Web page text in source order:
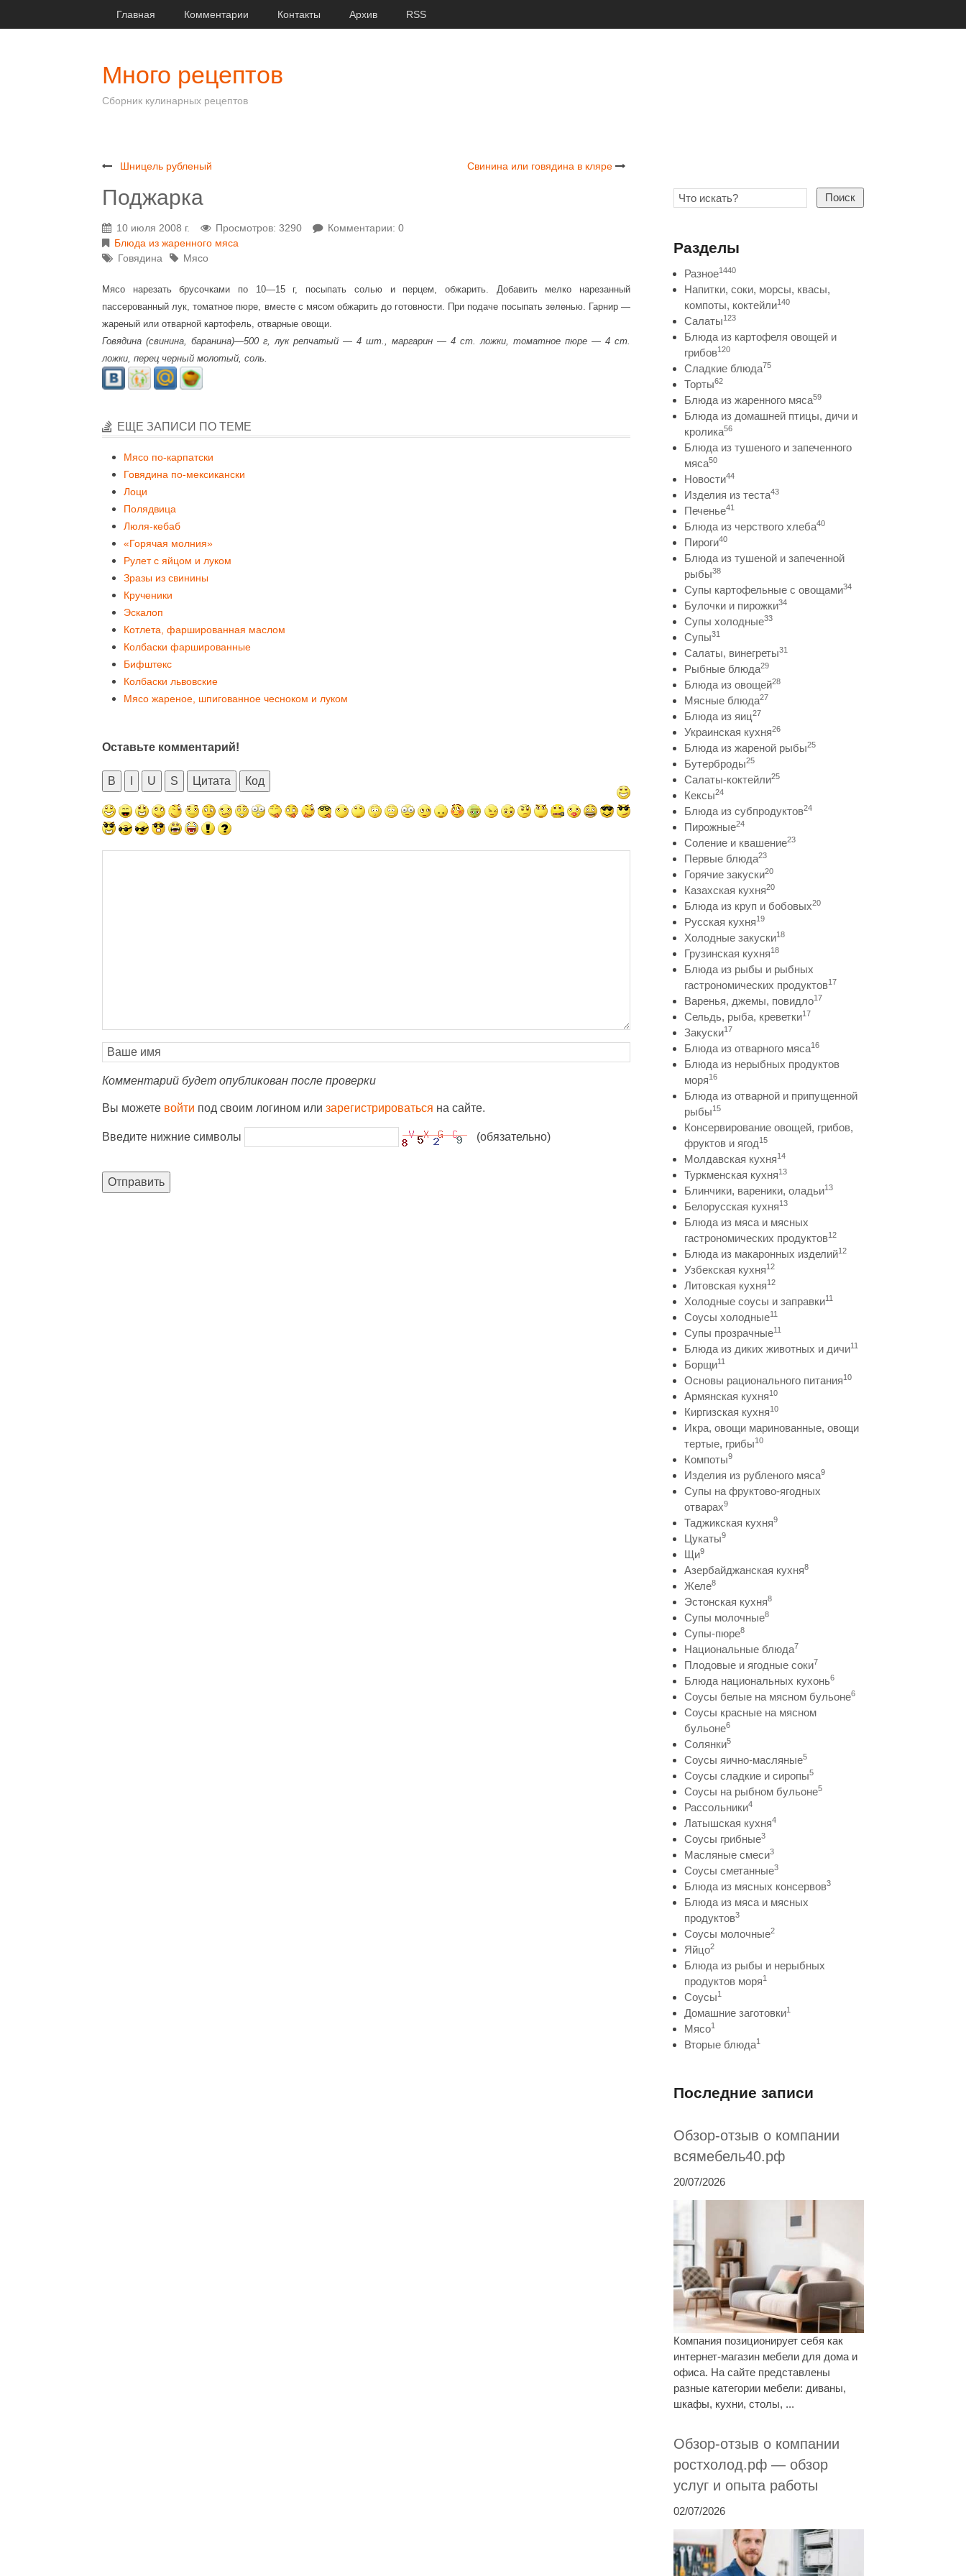
Главная Комментарии Контакты Архив RSS
Много рецептов
Сборник кулинарных рецептов
Шницель рубленый Свинина или говядина в кляре
Поджарка
10 июля 2008 г. Просмотров: 3290
Комментарии: 0
Блюда из жаренного мяса
Говядина
Мясо
Мясо нарезать брусочками по 10—15 г, посыпать солью и перцем, обжарить. Добавить мелко нарезанный
пассерованный лук, томатное пюре, вместе с мясом обжарить до готовности. При подаче посыпать зеленью. Гарнир —
жареный или отварной картофель, отварные овощи.
Говядина (свинина, баранина)—500 г, лук репчатый — 4 шт., маргарин — 4 ст. ложки, томатное пюре — 4 ст.
ложки, перец черный молотый, соль.
ЕЩЕ ЗАПИСИ ПО ТЕМЕ
Мясо по-карпатски
Говядина по-мексикански
Лоци
Полядвица
Люля-кебаб
«Горячая молния»
Рулет с яйцом и луком
Зразы из свинины
Крученики
Эскалоп
Котлета, фаршированная маслом
Колбаски фаршированные
Бифштекс
Колбаски львовские
Мясо жареное, шпигованное чесноком и луком
Оставьте комментарий!
B U S Цитата Код
Комментарий будет опубликован после проверки
Вы можете войти под своим логином или зарегистрироваться на сайте.
Введите нижние символы (обязательно)
Отправить
Поиск
Разделы
Разное1440
Напитки, соки, морсы, квасы,
компоты, коктейли140
Салаты123
Блюда из картофеля овощей и
грибов120
Сладкие блюда75
Торты62
Блюда из жаренного мяса59
Блюда из домашней птицы, дичи и
кролика56
Блюда из тушеного и запеченного
мяса50
Новости44
Изделия из теста43
Печенье41
Блюда из черствого хлеба40
Пироги40
Блюда из тушеной и запеченной
рыбы38
Супы картофельные с овощами34
Булочки и пирожки34
Супы холодные33
Супы31
Салаты, винегреты31
Рыбные блюда29
Блюда из овощей28
Мясные блюда27
Блюда из яиц27
Украинская кухня26
Блюда из жареной рыбы25
Бутерброды25
Салаты-коктейли25
Кексы24
Блюда из субпродуктов24
Пирожные24
Соление и квашение23
Первые блюда23
Горячие закуски20
Казахская кухня20
Блюда из круп и бобовых20
Русская кухня19
Холодные закуски18
Грузинская кухня18
Блюда из рыбы и рыбных
гастрономических продуктов17
Варенья, джемы, повидло17
Сельдь, рыба, креветки17
Закуски17
Блюда из отварного мяса16
Блюда из нерыбных продуктов
моря16
Блюда из отварной и припущенной
рыбы15
Консервирование овощей, грибов,
фруктов и ягод15
Молдавская кухня14
Туркменская кухня13
Блинчики, вареники, оладьи13
Белорусская кухня13
Блюда из мяса и мясных
гастрономических продуктов12
Блюда из макаронных изделий12
Узбекская кухня12
Литовская кухня12
Холодные соусы и заправки11
Соусы холодные11
Супы прозрачные11
Блюда из диких животных и дичи11
Борщи11
Основы рационального питания10
Армянская кухня10
Киргизская кухня10
Икра, овощи маринованные, овощи
тертые, грибы10
Компоты9
Изделия из рубленого мяса9
Супы на фруктово-ягодных
отварах9
Таджикская кухня9
Цукаты9
Щи9
Азербайджанская кухня8
Желе8
Эстонская кухня8
Супы молочные8
Супы-пюре8
Национальные блюда7
Плодовые и ягодные соки7
Блюда национальных кухонь6
Соусы белые на мясном бульоне6
Соусы красные на мясном
бульоне6
Солянки5
Соусы яично-масляные5
Соусы сладкие и сиропы5
Соусы на рыбном бульоне5
Рассольники4
Латышская кухня4
Соусы грибные3
Масляные смеси3
Соусы сметанные3
Блюда из мясных консервов3
Блюда из мяса и мясных
продуктов3
Соусы молочные2
Яйцо2
Блюда из рыбы и нерыбных
продуктов моря1
Соусы1
Домашние заготовки1
Мясо1
Вторые блюда1
Последние записи
Обзор-отзыв о компании
всямебель40.рф
20/07/2026
Компания позиционирует себя как
интернет-магазин мебели для дома и
офиса. На сайте представлены
разные категории мебели: диваны,
шкафы, кухни, столы, ...
Обзор-отзыв о компании
ростхолод.рф — обзор
услуг и опыта работы
02/07/2026